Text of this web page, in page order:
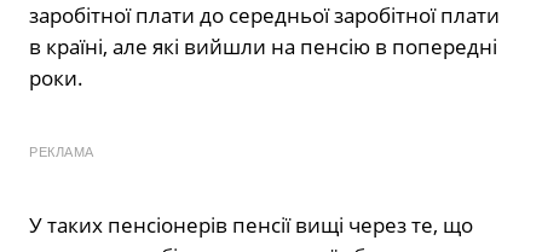
заробітної плати до середньої заробітної плати
в країні, але які вийшли на пенсію в попередні
роки.
РЕКЛАМА
У таких пенсіонерів пенсії вищі через те, що